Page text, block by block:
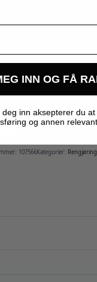
Skyll
(eller
det oppstår
Legg I
107566Kategorier: Rengjøring
INN OG FÅ
deg inn aksepterer du
og annen